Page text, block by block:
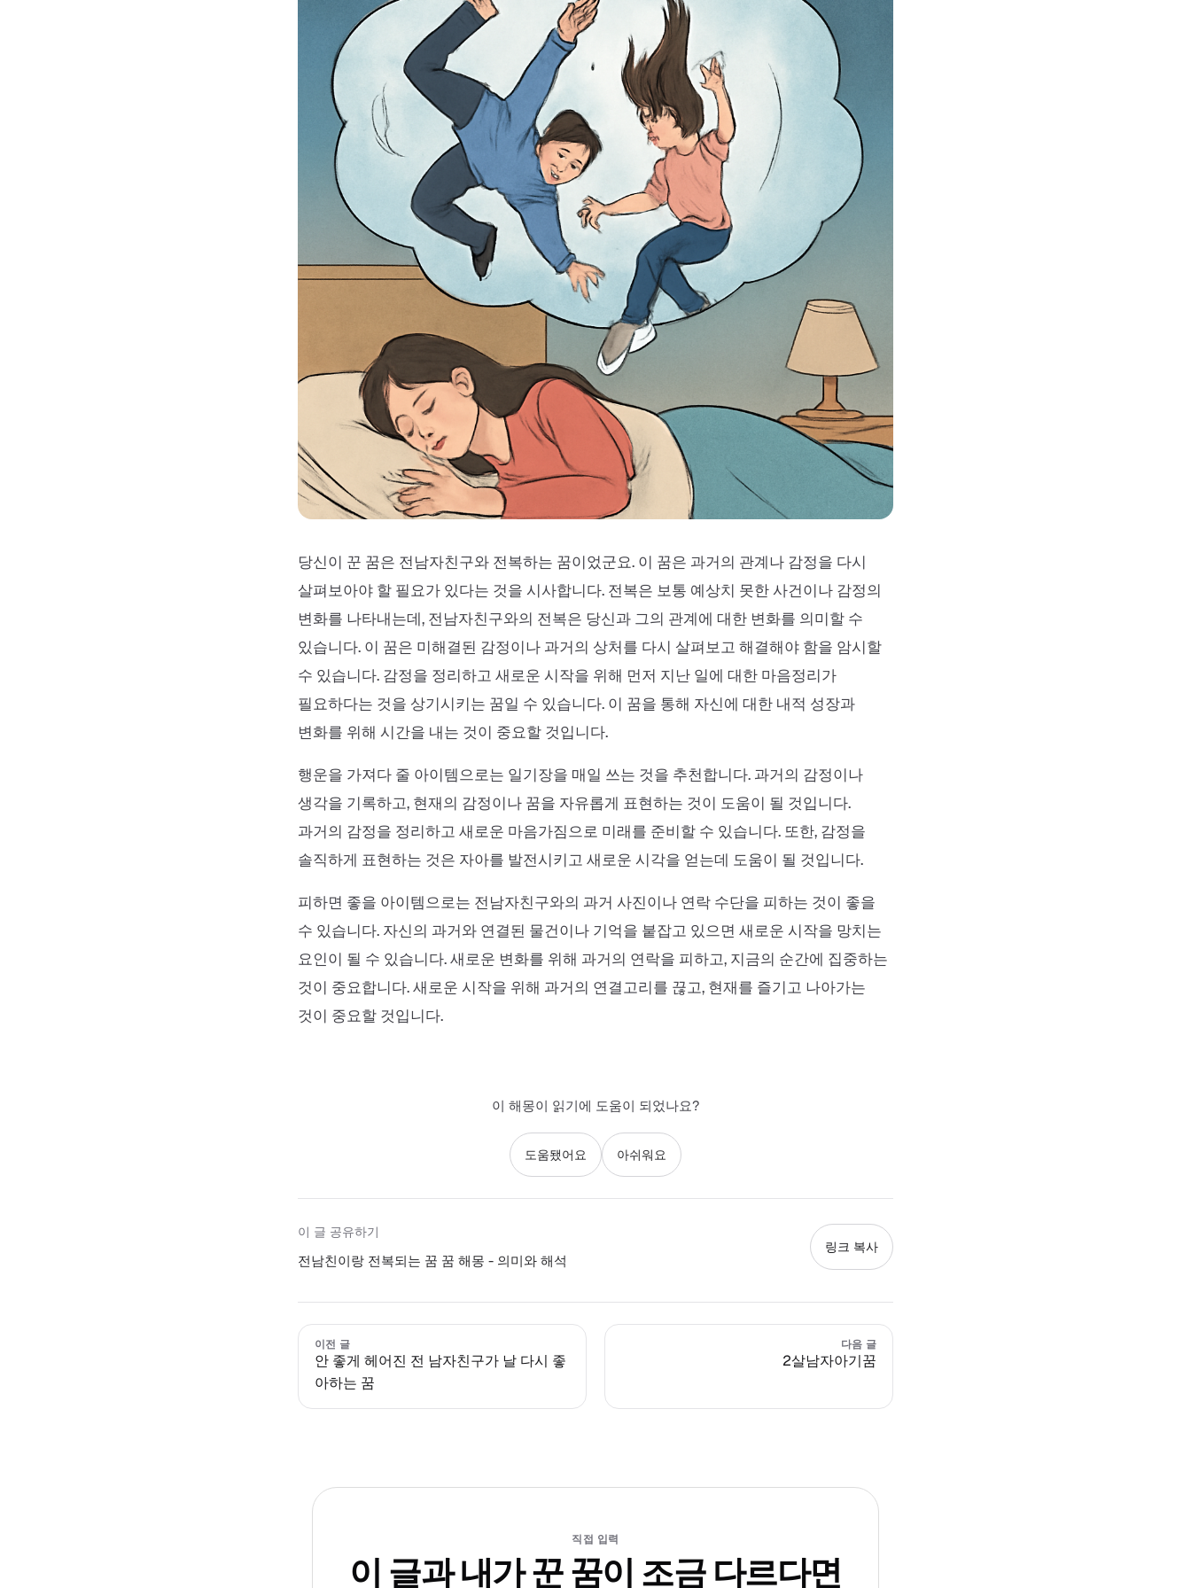
당신이 꾼 꿈은 전남자친구와 전복하는 꿈이었군요. 이 꿈은 과거의 관계나 감정을 다시
살펴보아야 할 필요가 있다는 것을 시사합니다. 전복은 보통 예상치 못한 사건이나 감정의
변화를 나타내는데, 전남자친구와의 전복은 당신과 그의 관계에 대한 변화를 의미할 수
있습니다. 이 꿈은 미해결된 감정이나 과거의 상처를 다시 살펴보고 해결해야 함을 암시할
수 있습니다. 감정을 정리하고 새로운 시작을 위해 먼저 지난 일에 대한 마음정리가
필요하다는 것을 상기시키는 꿈일 수 있습니다. 이 꿈을 통해 자신에 대한 내적 성장과
변화를 위해 시간을 내는 것이 중요할 것입니다.
행운을 가져다 줄 아이템으로는 일기장을 매일 쓰는 것을 추천합니다. 과거의 감정이나
생각을 기록하고, 현재의 감정이나 꿈을 자유롭게 표현하는 것이 도움이 될 것입니다.
과거의 감정을 정리하고 새로운 마음가짐으로 미래를 준비할 수 있습니다. 또한, 감정을
솔직하게 표현하는 것은 자아를 발전시키고 새로운 시각을 얻는데 도움이 될 것입니다.
피하면 좋을 아이템으로는 전남자친구와의 과거 사진이나 연락 수단을 피하는 것이 좋을
수 있습니다. 자신의 과거와 연결된 물건이나 기억을 붙잡고 있으면 새로운 시작을 망치는
요인이 될 수 있습니다. 새로운 변화를 위해 과거의 연락을 피하고, 지금의 순간에 집중하는
것이 중요합니다. 새로운 시작을 위해 과거의 연결고리를 끊고, 현재를 즐기고 나아가는
것이 중요할 것입니다.
이 해몽이 읽기에 도움이 되었나요?
도움됐어요 아쉬워요
이 글 공유하기
전남친이랑 전복되는 꿈 꿈 해몽 - 의미와 해석
링크 복사
이전 글
안 좋게 헤어진 전 남자친구가 날 다시 좋
아하는 꿈
다음 글
2살남자아기꿈
직접 입력
이 글과 내가 꾼 꿈이 조금 다르다면